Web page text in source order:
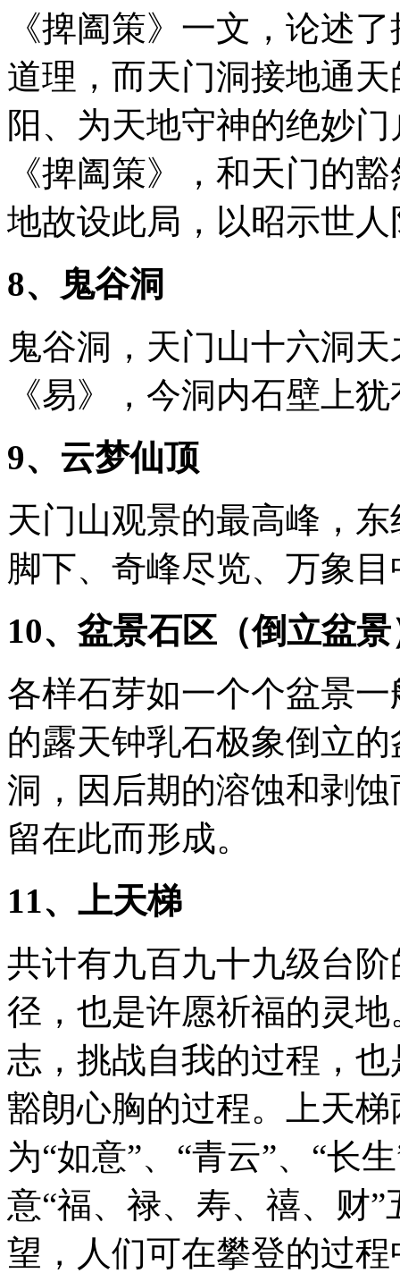
《捭阖策》一文，论述
道理，而天门洞接地通
阳、为天地守神的绝妙
《捭阖策》，和天门的
地故设此局，以昭示世
8、鬼谷洞
鬼谷洞，天门山十六洞
《易》，今洞内石壁上
9、云梦仙顶
天门山观景的最高峰，
脚下、奇峰尽览、万象
10、盆景石区（倒立盆景
各样石芽如一个个盆景
的露天钟乳石极象倒立
洞，因后期的溶蚀和剥
留在此而形成。
11、上天梯
共计有九百九十九级台
径，也是许愿祈福的灵
志，挑战自我的过程，
豁朗心胸的过程。上天
为“如意”、“青云”、“长
意“福、禄、寿、禧、财
望，人们可在攀登的过